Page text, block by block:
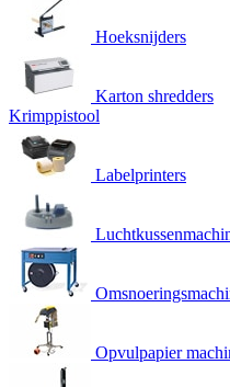
Hoeksnijders
Karton shredders
Krimppistool
Labelprinters
Opvulpapier